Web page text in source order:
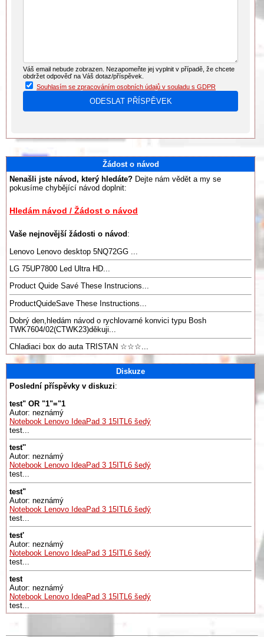
Váš email nebude zobrazen. Nezapomeňte jej vyplnit v případě, že chcete
obdržet odpověď na Váš dotaz/příspěvek.
Souhlasím se zpracováním osobních údajů v souladu s GDPR
Žádost o návod
Nenašli jste návod, který hledáte? Dejte nám vědět a my se
pokusíme chybějící návod doplnit:
Hledám návod / Žádost o návod
Vaše nejnovější žádosti o návod :
Lenovo Lenovo desktop 5NQ72GG ...
LG 75UP7800 Led Ultra HD...
Product Quide Savé These Instrucions...
ProductQuideSave These Instructions...
Dobrý den,hledám návod o rychlovarné konvici typu Bosh
TWK7604/02(CTWK23)děkuji...
Chladiaci box do auta TRISTAN ☆☆☆...
Diskuze
Poslední příspěvky v diskuzi:
test" OR "1"="1
Autor: neznámý
Notebook Lenovo IdeaPad 3 15ITL6 šedý
test...
test''
Autor: neznámý
Notebook Lenovo IdeaPad 3 15ITL6 šedý
test...
test"
Autor: neznámý
Notebook Lenovo IdeaPad 3 15ITL6 šedý
test...
test'
Autor: neznámý
Notebook Lenovo IdeaPad 3 15ITL6 šedý
test...
test
Autor: neznámý
Notebook Lenovo IdeaPad 3 15ITL6 šedý
test...